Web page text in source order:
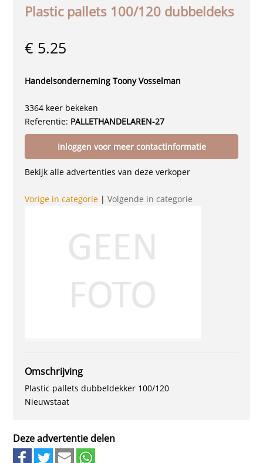
Plastic pallets 100/120 dubbeldeks
€ 5.25
Handelsonderneming Toony Vosselman
3364 keer bekeken
Referentie: PALLETHANDELAREN-27
Inloggen voor meer contactinformatie
Bekijk alle advertenties van deze verkoper
Vorige in categorie |Volgende in categorie
Omschrijving
Plastic pallets dubbeldekker 100/120
Nieuwstaat
Deze advertentie delen